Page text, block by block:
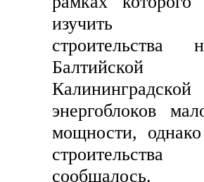
изучить
энергоблоков
мощности,
сообщалось.